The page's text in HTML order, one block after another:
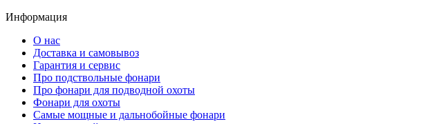
Информация
О нас
Доставка и самовывоз
Гарантия и сервис
Про подствольные фонари
Про фонари для подводной охоты
Фонари для охоты
Самые мощные и дальнобойные фонари